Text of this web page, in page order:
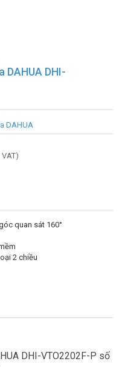
DHI-
DAHUA
quan sát 160°
2 chiều
DHI-VTO2202F-P số